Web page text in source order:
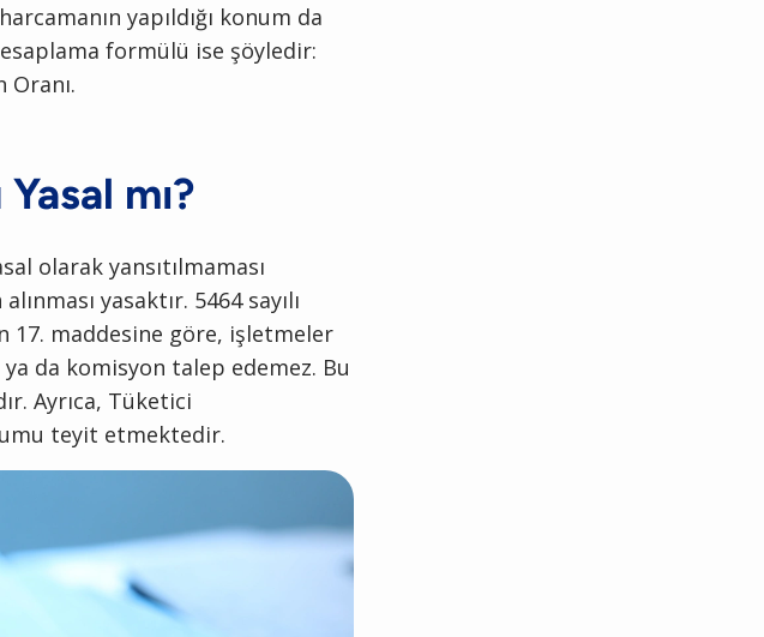
yapıldığı konum da
formülü ise şöyledir:
Oranı.
mı?
olarak yansıtılmaması
yasaktır. 5464 sayılı
17. maddesine göre, işletmeler
da komisyon talep edemez. Bu
Ayrıca, Tüketici
teyit etmektedir.